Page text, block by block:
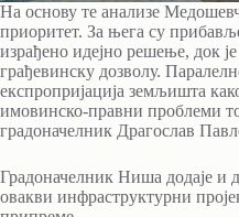
На основу те анализе
приоритет. За њега су
израђено идејно решење, док је
грађевинску дозволу.
експропријација земљишта
имовинско-правни проблеми
градоначелник Драгослав
Градоначелник Ниша додаје и
овакви инфраструктурни